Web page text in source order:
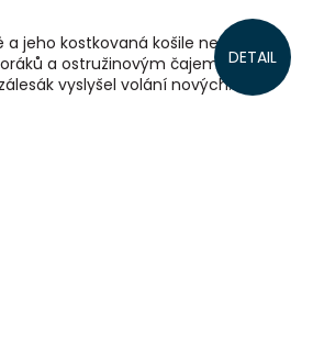
DETAIL
jeho kostkovaná košile nevoní jen
a ostružinovým čajem, ale také
vyslyšel volání nových...